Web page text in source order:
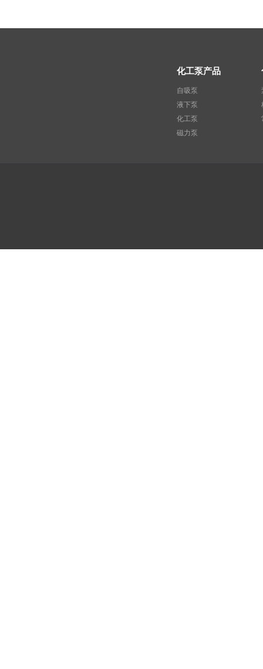
化工泵产品
自吸泵
液下泵
化工泵
磁力泵